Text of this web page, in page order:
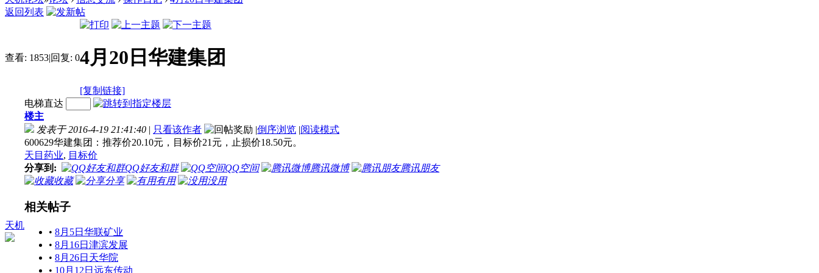
返回列表
查看: 1853|回复: 04月20日华建集团
[复制链接]
天机
电梯直达
楼主
发表于 2016-4-19 21:41:40 | 只看该作者 |倒序浏览 |阅读模式
600629华建集团：推荐价20.10元，目标价21元，止损价18.50元。
天目药业, 目标价
分享到:
QQ好友和群 QQ空间 腾讯微博
腾讯朋友
收藏
分享 有用 没用
相关帖子
• 8月5日华联矿业
• 8月16日津滨发展
• 8月26日天华院
• 10月12日远东传动